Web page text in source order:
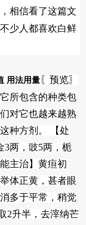
相信看了这篇文
少人都喜欢白鲜
用法用量 〖预览〗
所包含的种类包
对它也越来越熟
种方剂。 【处
3两，豉5两，栀
主治】黄疸初
体正黄，甚者眼
多于平常，稍觉
2升半，去滓纳芒